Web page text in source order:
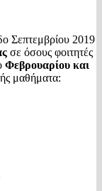
Σεπτεμβρίου 2019
σε όσους φοιτητές
Φεβρουαρίου και
μαθήματα: